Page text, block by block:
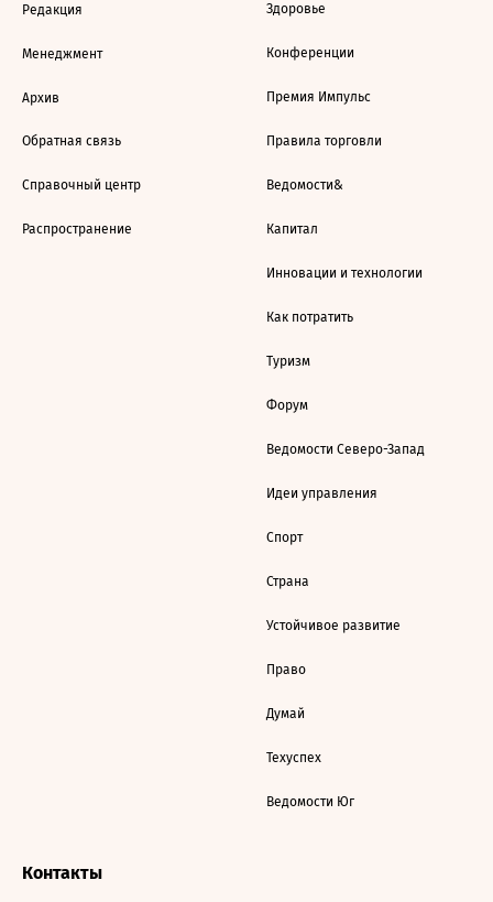
Редакция
Менеджмент
Архив
Обратная связь
Справочный центр
Распространение
Здоровье
Конференции
Премия Импульс
Правила торговли
Ведомости&
Капитал
Инновации и технологии
Как потратить
Туризм
Форум
Ведомости Северо-Запад
Идеи управления
Спорт
Страна
Устойчивое развитие
Право
Думай
Техуспех
Ведомости Юг
Контакты